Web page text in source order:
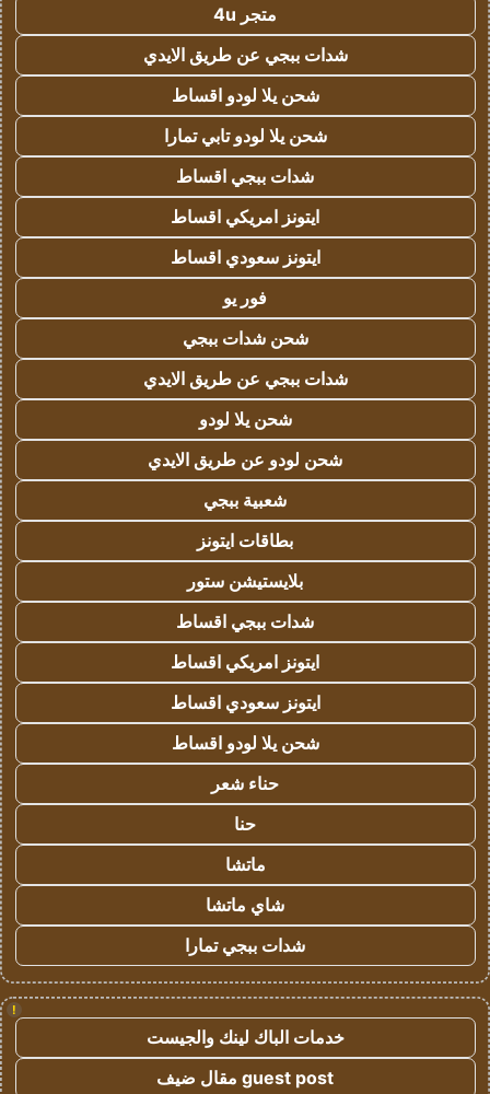
متجر 4u
شدات ببجي عن طريق الايدي
شحن يلا لودو اقساط
شحن يلا لودو تابي تمارا
شدات ببجي اقساط
ايتونز امريكي اقساط
ايتونز سعودي اقساط
فور يو
شحن شدات ببجي
شدات ببجي عن طريق الايدي
شحن يلا لودو
شحن لودو عن طريق الايدي
شعبية ببجي
بطاقات ايتونز
بلايستيشن ستور
شدات ببجي اقساط
ايتونز امريكي اقساط
ايتونز سعودي اقساط
شحن يلا لودو اقساط
حناء شعر
حنا
ماتشا
شاي ماتشا
شدات ببجي تمارا
!
خدمات الباك لينك والجيست
guest post مقال ضيف